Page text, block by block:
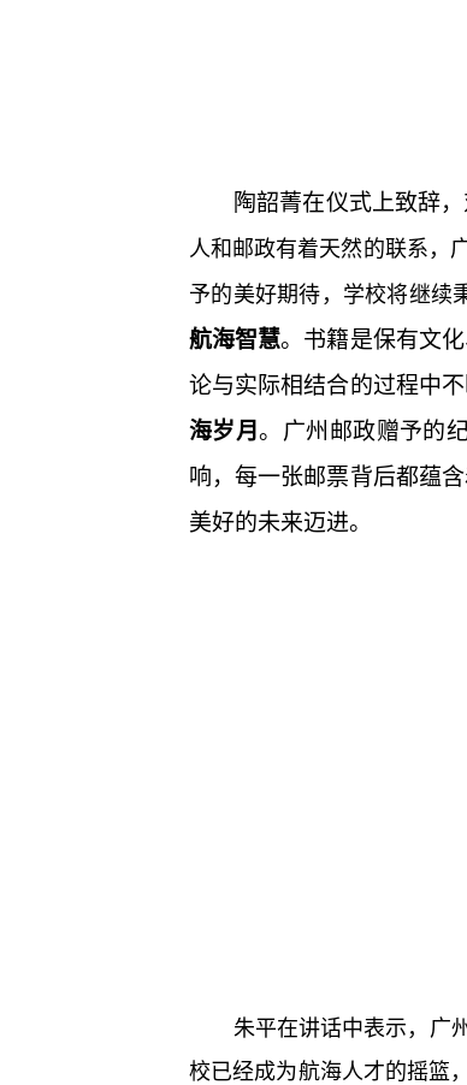
陶韶菁在仪式上致辞，
人和邮政有着天然的联系，
予的美好期待，学校将继续
航海智慧。书籍是保有文化
论与实际相结合的过程中不
海岁月。 广州邮政赠予的
响，每一张邮票背后都蕴
美好的未来迈进。
朱平在讲话中表示，广
校已经成为航海人才的摇篮